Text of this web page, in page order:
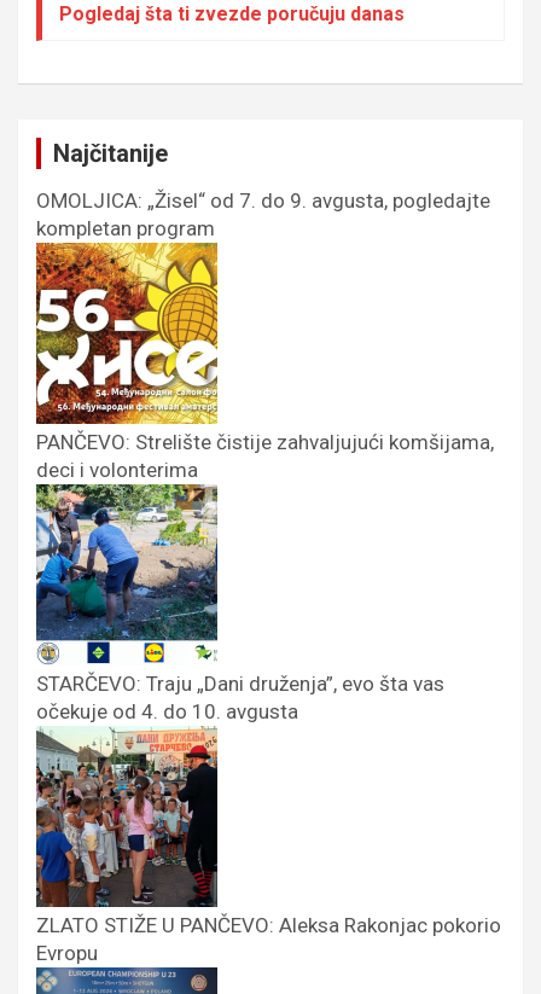
Pogledaj šta ti zvezde poručuju danas
Najčitanije
OMOLJICA: „Žisel“ od 7. do 9. avgusta, pogledajte
kompletan program
PANČEVO: Strelište čistije zahvaljujući komšijama,
deci i volonterima
STARČEVO: Traju „Dani druženja”, evo šta vas
očekuje od 4. do 10. avgusta
ZLATO STIŽE U PANČEVO: Aleksa Rakonjac pokorio
Evropu